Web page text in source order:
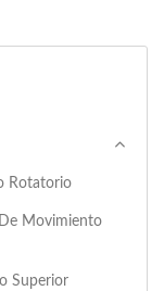
Rotatorio
Movimiento
Superior